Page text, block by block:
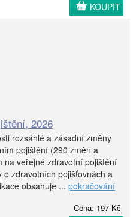
KOUPIT
2026
rozsáhlé a zásadní změny
pojištění (290 změn a
na veřejné zdravotní pojištění
zdravotních pojišťovnách a
obsahuje ... pokračování
Cena: 197 Kč